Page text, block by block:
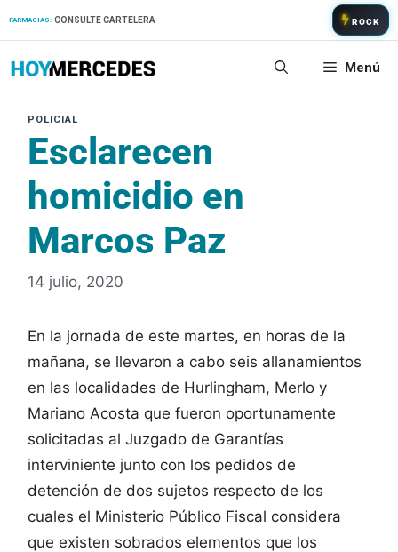
FARMACIAS: CONSULTE CARTELERA ROCK
Menú
Esclarecen
homicidio en
Marcos Paz
14 julio, 2020
En la jornada de este martes, en horas de la
mañana, se llevaron a cabo seis allanamientos
en las localidades de Hurlingham, Merlo y
Mariano Acosta que fueron oportunamente
solicitadas al Juzgado de Garantías
interviniente junto con los pedidos de
detención de dos sujetos respecto de los
cuales el Ministerio Público Fiscal considera
que existen sobrados elementos que los